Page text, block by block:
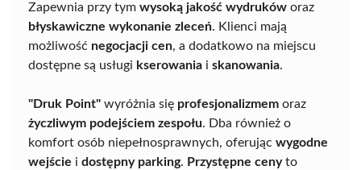
Zapewnia przy tym wysoką jakość wydruków oraz
błyskawiczne wykonanie zleceń. Klienci mają
możliwość negocjacji cen, a dodatkowo na miejscu
dostępne są usługi kserowania i skanowania.
"Druk Point" wyróżnia się profesjonalizmem oraz
życzliwym podejściem zespołu. Dba również o
komfort osób niepełnosprawnych, oferując wygodne
wejście i dostępny parking. Przystępne cenyto